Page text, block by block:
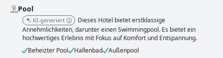
Pool
KI-generiert
Dieses Hotel bietet erstklassige
Annehmlichkeiten, darunter einen Swimmingpool. Es bietet ein
hochwertiges Erlebnis mit Fokus auf Komfort und Entspannung.
Beheizter Pool
Hallenbad Außenpool